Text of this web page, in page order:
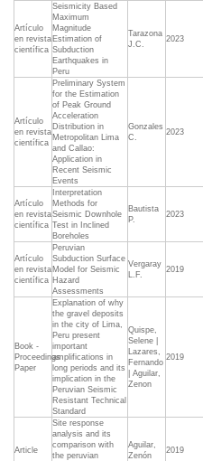
Artículo
en revista
científica
Seismicity Based
Maximum
Magnitude
Estimation of
Subduction
Earthquakes in
Peru
Tarazona
J.C.
2023
Artículo
en revista
científica
Preliminary System
for the Estimation
of Peak Ground
Acceleration
Distribution in
Metropolitan Lima
and Callao:
Application in
Recent Seismic
Events
Gonzales
C.
2023
Artículo
en revista
científica
Interpretation
Methods for
Seismic Downhole
Test in Inclined
Boreholes
Bautista
P.
2023
Artículo
en revista
científica
Peruvian
Subduction Surface
Model for Seismic
Hazard
Assessments
Vergaray
L.F.
2019
Book -
Proceedings
Paper
Explanation of why
the gravel deposits
in the city of Lima,
Peru present
important
amplifications in
long periods and its
implication in the
Peruvian Seismic
Resistant Technical
Standard
Quispe,
Selene |
Lazares,
Fernando
| Aguilar,
Zenon
2019
Article
Site response
analysis and its
comparison with
the peruvian
Aguilar,
Zenón
2019